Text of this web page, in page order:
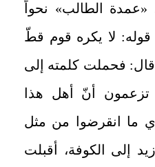
الطالب» نحواً
قوله: لا يكره قوم قطّ
قال: فحملت كلمته إلى
أنّ أهل هذا
ما انقرضوا من مثل
إلى الكوفة، أقبلت